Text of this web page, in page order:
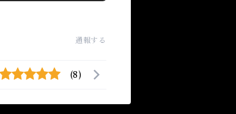
通報する
(8)